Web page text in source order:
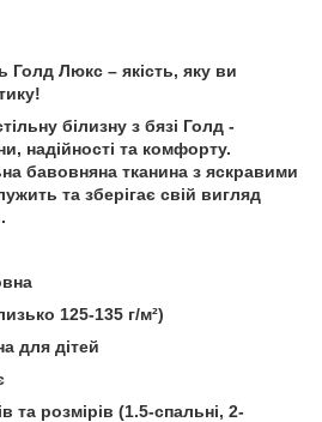
Голд Люкс – якість, яку ви
білизну з бязі Голд -
надійності та комфорту.
бавовняна тканина з яскравими
та зберігає свій вигляд
125-135 г/м²)
для дітей
та розмірів (1.5-спальні, 2-